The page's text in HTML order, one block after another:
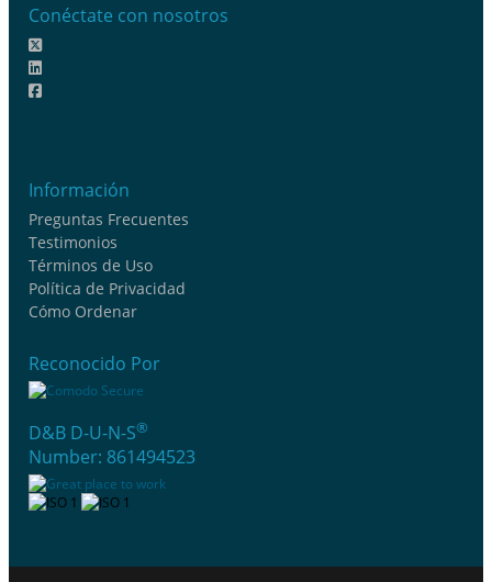
Conéctate con nosotros
Información
Preguntas Frecuentes
Testimonios
Términos de Uso
Política de Privacidad
Cómo Ordenar
Reconocido Por
D&B D-U-N-S®
Number: 861494523